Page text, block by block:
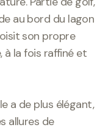
au bord du lagon
son propre
à la fois raffiné et
a de plus élégant,
allures de